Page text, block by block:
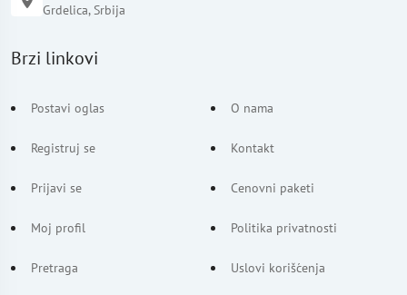
Grdelica, Srbija
Brzi linkovi
Postavi oglas
Registruj se
Prijavi se
Moj profil
Pretraga
O nama
Kontakt
Cenovni paketi
Politika privatnosti
Uslovi korišćenja